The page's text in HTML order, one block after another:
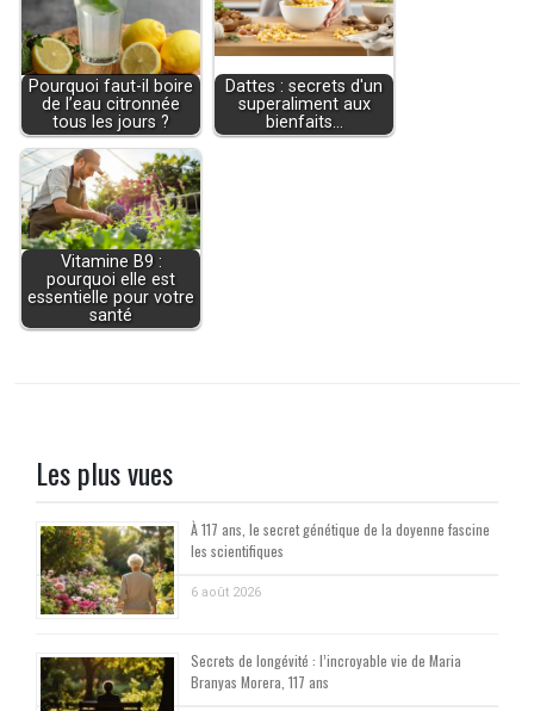
Pourquoi faut-il boire
de l’eau citronnée
tous les jours ?
Dattes : secrets d'un
superaliment aux
bienfaits…
Vitamine B9 :
pourquoi elle est
essentielle pour votre
santé
Les plus vues
À 117 ans, le secret génétique de la doyenne fascine
les scientifiques
6 août 2026
Secrets de longévité : l’incroyable vie de Maria
Branyas Morera, 117 ans